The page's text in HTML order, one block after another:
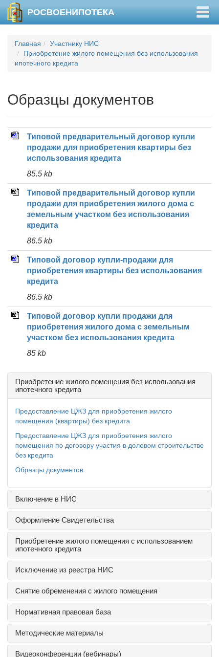
РОСВОЕНИПОТЕКА
Главная
Участнику НИС
Приобретение жилого помещения без использования
ипотечного кредита
Образцы документов
Типовой предварительный договор купли
продажи для приобретения квартиры без
использования кредита
85.5 kb
Типовой предварительный договор купли
продажи для приобретения жилого дома с
земельным участком без использования
кредита
86.5 kb
Типовой договор купли-продажи для
приобретения квартиры без использования
кредита
86.5 kb
Типовой договор купли продажи для
приобретения жилого дома с земельным
участком без использования кредита
85 kb
Приобретение жилого помещения без использования
ипотечного кредита
Предоставление ЦЖЗ для приобретения жилого
помещения (квартиры) без кредита
Предоставление ЦЖЗ для приобретения жилого
помещения по договору участия в долевом строительстве
без кредита
Образцы документов
Включение в НИС
Оформление Свидетельства
Приобретение жилого помещения с использованием
ипотечного кредита
Исключение из реестра НИС
Снятие обременения с жилого помещения
Нормативная правовая база
Методические материалы
Видеоконференции (вебинары)